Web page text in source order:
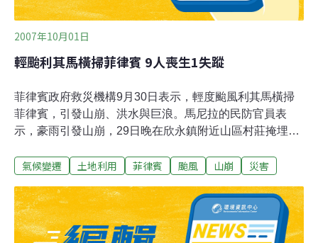
2007年10月01日
輕颱利其馬橫掃菲律賓 9人喪生1失蹤
菲律賓政府救災機構9月30日表示，輕度颱風利其馬橫掃
菲律賓，引發山崩、洪水與巨浪。馬尼拉的民防官員表
示，豪雨引發山崩，29日晚在欣永鎮附近山區村莊掩埋兩
示，這起事件另外造成1人失蹤，還有1名九歲男童受傷。
體。至今共9人喪生1失蹤。
氣候變遷 土地利用 菲律賓 颱風 山崩 災害